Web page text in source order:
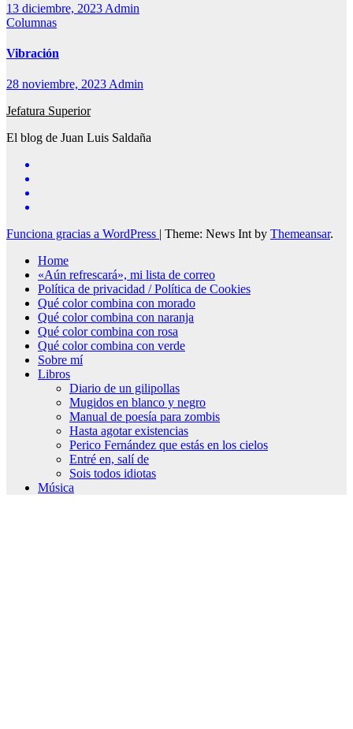
13 diciembre, 2023 Admin
Columnas
Vibración
28 noviembre, 2023 Admin
Jefatura Superior
El blog de Juan Luis Saldaña
Funciona gracias a WordPress | Theme: News Int by Themeansar.
Home
«Aún refrescará», mi lista de correo
Política de privacidad / Política de Cookies
Qué color combina con morado
Qué color combina con naranja
Qué color combina con rosa
Qué color combina con verde
Sobre mí
Libros
Diario de un gilipollas
Mugidos en blanco y negro
Manual de poesía para zombis
Hasta agotar existencias
Perico Fernández que estás en los cielos
Entré en, salí de
Sois todos idiotas
Música